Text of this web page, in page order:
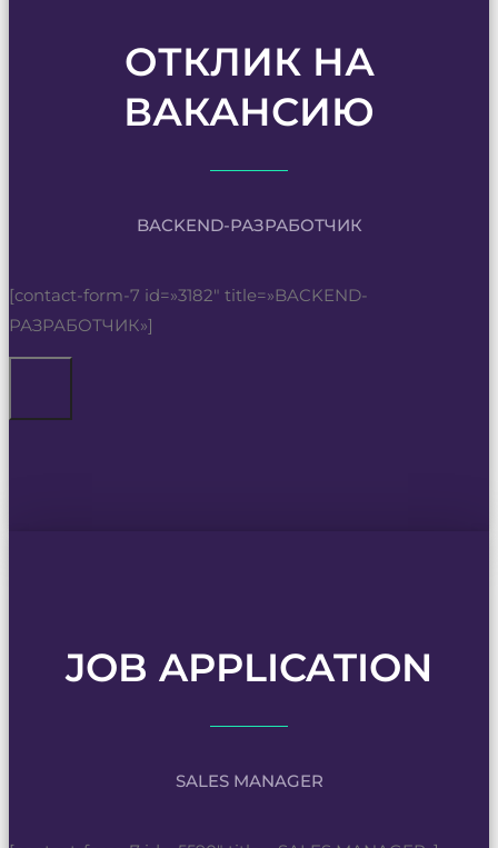
ОТКЛИК НА
ВАКАНСИЮ
BACKEND-РАЗРАБОТЧИК
[contact-form-7 id=»3182″ title=»BACKEND-
РАЗРАБОТЧИК»]
JOB APPLICATION
SALES MANAGER